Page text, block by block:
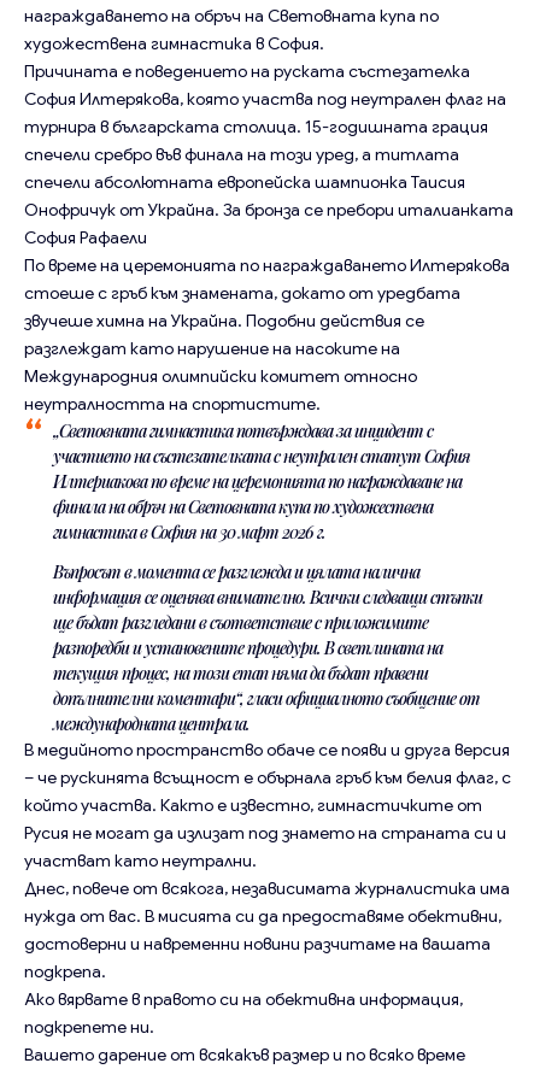
награждаването на обръч на Световната купа по
художествена гимнастика в София.
Причината е поведението на руската състезателка
София Илтерякова, която участва под неутрален флаг на
турнира в българската столица. 15-годишната грация
спечели сребро във финала на този уред, а титлата
спечели абсолютната европейска шампионка Таисия
Онофричук от Украйна. За бронза се пребори италианката
София Рафаели
По време на церемонията по награждаването Илтерякова
стоеше с гръб към знамената, докато от уредбата
звучеше химна на Украйна. Подобни действия се
разглеждат като нарушение на насоките на
Международния олимпийски комитет относно
неутралността на спортистите.
„Световната гимнастика потвърждава за инцидент с
участието на състезателката с неутрален статут София
Илтериакова по време на церемонията по награждаване на
финала на обръч на Световната купа по художествена
гимнастика в София на 30 март 2026 г.
Въпросът в момента се разглежда и цялата налична
информация се оценява внимателно. Всички следващи стъпки
ще бъдат разгледани в съответствие с приложимите
разпоредби и установените процедури. В светлината на
текущия процес, на този етап няма да бъдат правени
допълнителни коментари“, гласи официалното съобщение от
международната централа.
В медийното пространство обаче се появи и друга версия
– че рускинята всъщност е обърнала гръб към белия флаг, с
който участва. Както е известно, гимнастичките от
Русия не могат да излизат под знамето на страната си и
участват като неутрални.
Днес, повече от всякога, независимата журналистика има
нужда от вас. В мисията си да предоставяме обективни,
достоверни и навременни новини разчитаме на вашата
подкрепа.
Ако вярвате в правото си на обективна информация,
подкрепете ни.
Вашето дарение от всякакъв размер и по всяко време